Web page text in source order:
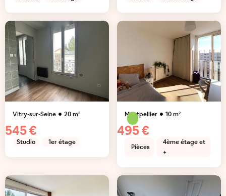
Vitry-sur-Seine 20m²
545 €
Studio 1er étage
Montpellier 10m²
495 €
Pièces
4ème étage et
+